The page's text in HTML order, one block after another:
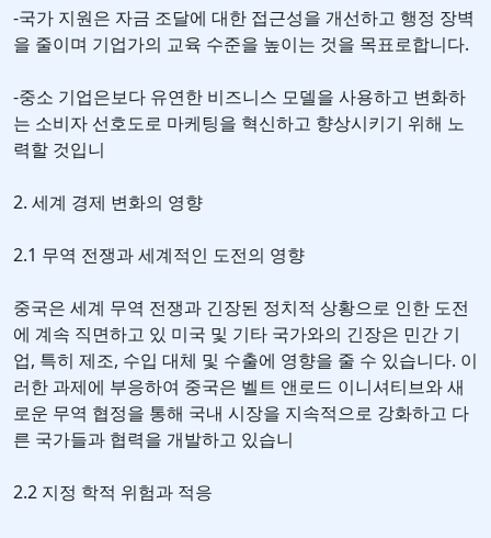
-국가 지원은 자금 조달에 대한 접근성을 개선하고 행정 장벽
을 줄이며 기업가의 교육 수준을 높이는 것을 목표로합니다.
-중소 기업은보다 유연한 비즈니스 모델을 사용하고 변화하
는 소비자 선호도로 마케팅을 혁신하고 향상시키기 위해 노
력할 것입니
2. 세계 경제 변화의 영향
2.1 무역 전쟁과 세계적인 도전의 영향
중국은 세계 무역 전쟁과 긴장된 정치적 상황으로 인한 도전
에 계속 직면하고 있 미국 및 기타 국가와의 긴장은 민간 기
업, 특히 제조, 수입 대체 및 수출에 영향을 줄 수 있습니다. 이
러한 과제에 부응하여 중국은 벨트 앤로드 이니셔티브와 새
로운 무역 협정을 통해 국내 시장을 지속적으로 강화하고 다
른 국가들과 협력을 개발하고 있습니
2.2 지정 학적 위험과 적응